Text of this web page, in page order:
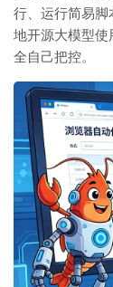
行、运行简易脚
地开源大模型使
全自己把控。